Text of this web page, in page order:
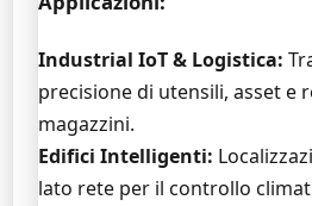
Industrial IoT & Logistica:
precisione di utensili, asset e
magazzini.
Edifici Intelligenti:
lato rete per il controllo